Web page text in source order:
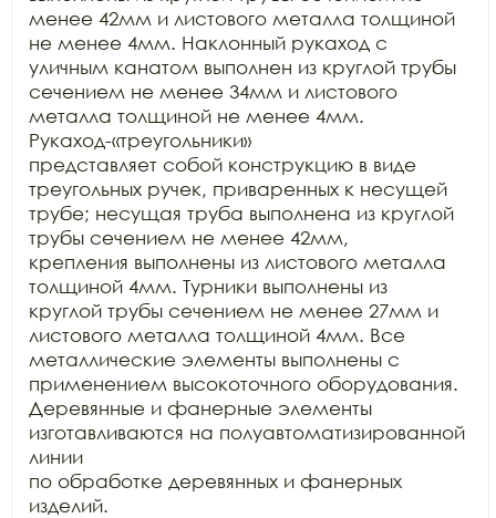
менее 42мм и листового металла толщиной
не менее 4мм. Наклонный рукаход с
уличным канатом выполнен из круглой трубы
сечением не менее 34мм и листового
металла толщиной не менее 4мм.
Рукаход-«треугольники»
представляет собой конструкцию в виде
треугольных ручек, приваренных к несущей
трубе; несущая труба выполнена из круглой
трубы сечением не менее 42мм,
крепления выполнены из листового металла
толщиной 4мм. Турники выполнены из
круглой трубы сечением не менее 27мм и
листового металла толщиной 4мм. Все
металлические элементы выполнены с
применением высокоточного оборудования.
Деревянные и фанерные элементы
изготавливаются на полуавтоматизированной
линии
по обработке деревянных и фанерных
изделий.